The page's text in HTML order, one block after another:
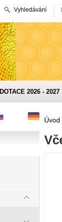
Vyhledávání
DOTACE 2026 - 2027
Úvod